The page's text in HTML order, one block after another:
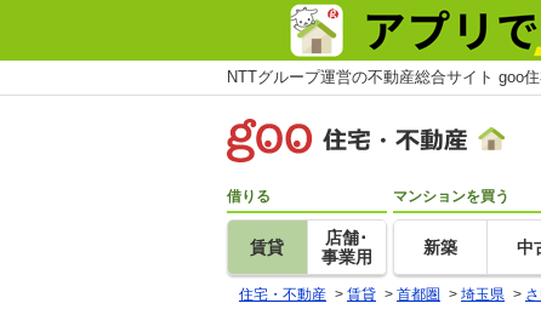
NTTグループ運営の不動産総合サイト goo
借りる
賃貸
店舗･
事業用
マンションを買う
新築 中
住宅・不動産 > 賃貸 > 首都圏 > 埼玉県 >